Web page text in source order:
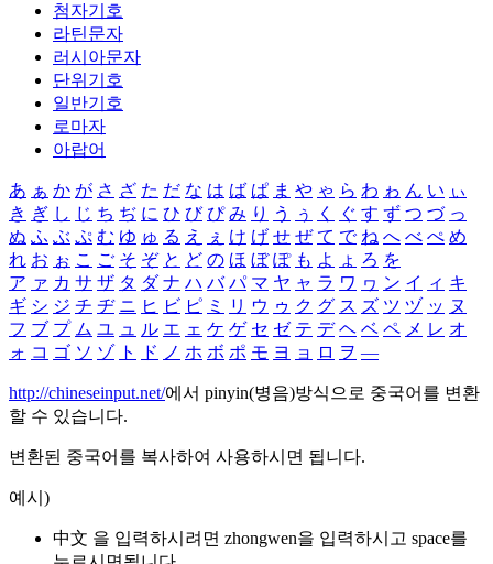
첨자기호
라틴문자
러시아문자
단위기호
일반기호
로마자
아랍어
あ ぁ か が さ ざ た だ な は ば ぱ ま や ゃ ら わ ゎ ん い ぃ
き ぎ し じ ち ぢ に ひ び ぴ み り う ぅ く ぐ す ず つ づ っ
ぬ ふ ぶ ぷ む ゆ ゅ る え ぇ け げ せ ぜ て で ね へ べ ぺ め
れ お ぉ こ ご そ ぞ と ど の ほ ぼ ぽ も よ ょ ろ を
ア ァ カ サ ザ タ ダ ナ ハ バ パ マ ヤ ャ ラ ワ ヮ ン イ ィ キ
ギ シ ジ チ ヂ ニ ヒ ビ ピ ミ リ ウ ゥ ク グ ス ズ ツ ヅ ッ ヌ
フ ブ プ ム ユ ュ ル エ ェ ケ ゲ セ ゼ テ デ ヘ ベ ペ メ レ オ
ォ コ ゴ ソ ゾ ト ド ノ ホ ボ ポ モ ヨ ョ ロ ヲ ―
http://chineseinput.net/에서 pinyin(병음)방식으로 중국어를 변환
할 수 있습니다.
변환된 중국어를 복사하여 사용하시면 됩니다.
예시)
中文 을 입력하시려면 zhongwen을 입력하시고 space를